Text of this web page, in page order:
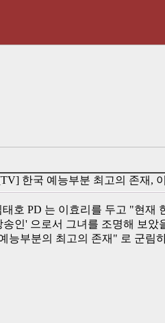
한국 예능부분 최고의 존재,
호 PD 는 이효리를 두고 "현재
인' 으로서 그녀를 조명해 보
능부분의 최고의 존재" 로 군림